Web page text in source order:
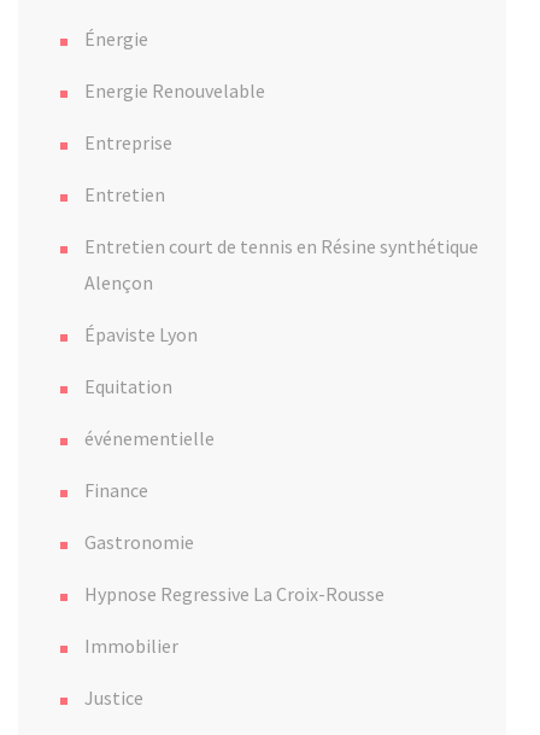
Énergie
Energie Renouvelable
Entreprise
Entretien
Entretien court de tennis en Résine synthétique
Alençon
Épaviste Lyon
Equitation
événementielle
Finance
Gastronomie
Hypnose Regressive La Croix-Rousse
Immobilier
Justice